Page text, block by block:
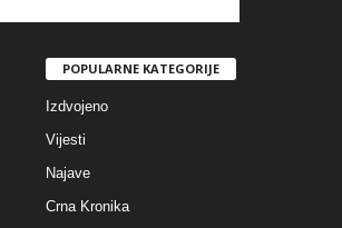
POPULARNE KATEGORIJE
Izdvojeno
Vijesti
Najave
Crna Kronika